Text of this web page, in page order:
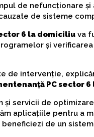
de nefuncționare
de sisteme
6 la domiciliu va
și
de intervenție,
PC sector
și servicii de
aplicațiile pentru a
beneficiezi de un